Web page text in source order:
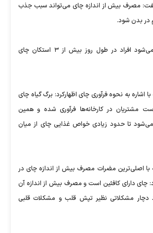
مصرف بیش از اندازه چای می‌تواند سبب جذب
در بدن شود.
وی افزود: توصیه می‌شود افراد در طول روز بیش از ۳ استکان چای
اشاره به نحوه فرآوری چای اظهارکرد: برگ گیاه چای
مشتریان در کارخانه‌ها فرآوری شده و همین
تا حدود زیادی خواص غذایی چای از میان
با اصلی‌ترین مضرات مصرف بیش از اندازه چای در
چای دارای کافئین است و مصرف بیش از اندازه آن
دچار مشکلاتی نظیر تپش قلب و مشکلات قلبی